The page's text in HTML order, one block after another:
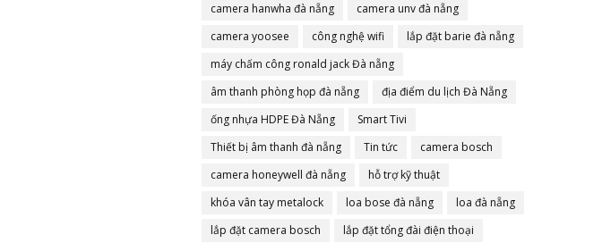
camera hanwha đà nẵng
camera unv đà nẵng
camera yoosee
công nghệ wifi
lắp đặt barie đà nẵng
máy chấm công ronald jack Đà nẵng
âm thanh phòng họp đà nẵng
địa điểm du lịch Đà Nẵng
ống nhựa HDPE Đà Nẵng
Smart Tivi
Thiết bị âm thanh đà nẵng
Tin tức
camera bosch
camera honeywell đà nẵng
hỗ trợ kỹ thuật
khóa vân tay metalock
loa bose đà nẵng
loa đà nẵng
lắp đặt camera bosch
lắp đặt tổng đài điện thoại